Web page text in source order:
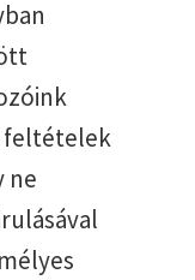
feltételek
ne